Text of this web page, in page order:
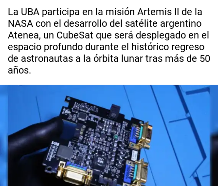
La UBA participa en la misión Artemis II de la
NASA con el desarrollo del satélite argentino
Atenea, un CubeSat que será desplegado en el
espacio profundo durante el histórico regreso
de astronautas a la órbita lunar tras más de 50
años.